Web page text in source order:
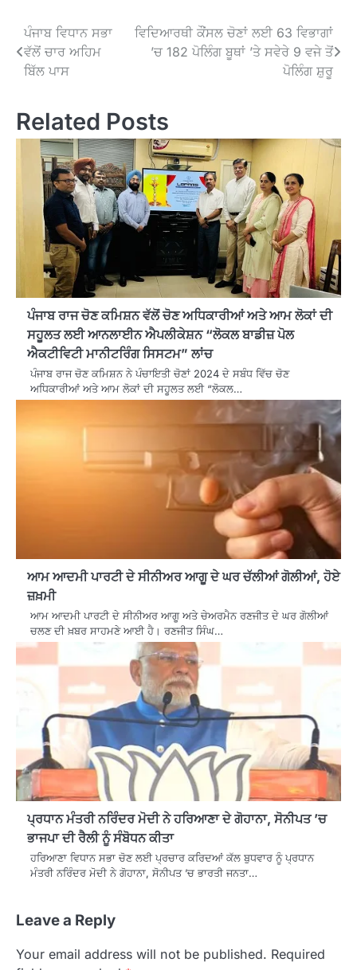
Post
navigation
ਪੰਜਾਬ ਵਿਧਾਨ ਸਭਾ
ਵੱਲੋਂ ਚਾਰ ਅਹਿਮ
ਬਿੱਲ ਪਾਸ
ਵਿਦਿਆਰਥੀ ਕੌਂਸਲ ਚੋਣਾਂ ਲਈ 63 ਵਿਭਾਗਾਂ
’ਚ 182 ਪੋਲਿੰਗ ਬੂਥਾਂ ’ਤੇ ਸਵੇਰੇ 9 ਵਜੇ ਤੋਂ
ਪੋਲਿੰਗ ਸ਼ੁਰੂ
Related Posts
ਪੰਜਾਬ ਰਾਜ ਚੋਣ ਕਮਿਸ਼ਨ ਵੱਲੋਂ ਚੋਣ ਅਧਿਕਾਰੀਆਂ ਅਤੇ ਆਮ ਲੋਕਾਂ ਦੀ
ਸਹੂਲਤ ਲਈ ਆਨਲਾਈਨ ਐਪਲੀਕੇਸ਼ਨ “ਲੋਕਲ ਬਾਡੀਜ਼ ਪੋਲ
ਐਕਟੀਵਿਟੀ ਮਾਨੀਟਰਿੰਗ ਸਿਸਟਮ” ਲਾਂਚ
ਪੰਜਾਬ ਰਾਜ ਚੋਣ ਕਮਿਸ਼ਨ ਨੇ ਪੰਚਾਇਤੀ ਚੋਣਾਂ 2024 ਦੇ ਸਬੰਧ ਵਿੱਚ ਚੋਣ
ਅਧਿਕਾਰੀਆਂ ਅਤੇ ਆਮ ਲੋਕਾਂ ਦੀ ਸਹੂਲਤ ਲਈ “ਲੋਕਲ…
ਆਮ ਆਦਮੀ ਪਾਰਟੀ ਦੇ ਸੀਨੀਅਰ ਆਗੂ ਦੇ ਘਰ ਚੱਲੀਆਂ ਗੋਲੀਆਂ, ਹੋਏ
ਜ਼ਖ਼ਮੀ
ਆਮ ਆਦਮੀ ਪਾਰਟੀ ਦੇ ਸੀਨੀਅਰ ਆਗੂ ਅਤੇ ਚੇਅਰਮੈਨ ਰਣਜੀਤ ਦੇ ਘਰ ਗੋਲੀਆਂ
ਚਲਣ ਦੀ ਖ਼ਬਰ ਸਾਹਮਣੇ ਆਈ ਹੈ। ਰਣਜੀਤ ਸਿੰਘ…
ਪ੍ਰਧਾਨ ਮੰਤਰੀ ਨਰਿੰਦਰ ਮੋਦੀ ਨੇ ਹਰਿਆਣਾ ਦੇ ਗੋਹਾਨਾ, ਸੋਨੀਪਤ ’ਚ
ਭਾਜਪਾ ਦੀ ਰੈਲੀ ਨੂੰ ਸੰਬੋਧਨ ਕੀਤਾ
ਹਰਿਆਣਾ ਵਿਧਾਨ ਸਭਾ ਚੋਣ ਲਈ ਪ੍ਰਚਾਰ ਕਰਿਦਆਂ ਕੱਲ ਬੁਧਵਾਰ ਨੂੰ ਪ੍ਰਧਾਨ
ਮੰਤਰੀ ਨਰਿੰਦਰ ਮੋਦੀ ਨੇ ਗੋਹਾਨਾ, ਸੋਨੀਪਤ ’ਚ ਭਾਰਤੀ ਜਨਤਾ…
Leave a Reply
Your email address will not be published. Required